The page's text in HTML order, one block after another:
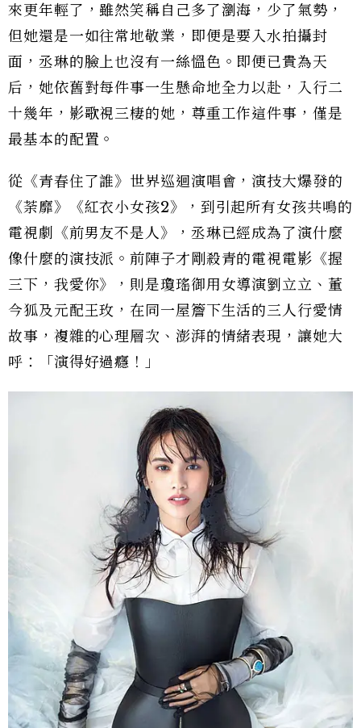
來更年輕了，雖然笑稱自己多了瀏海，少了氣勢，
但她還是一如往常地敬業，即便是要入水拍攝封
面，丞琳的臉上也沒有一絲慍色。即便已貴為天
后，她依舊對每件事一生懸命地全力以赴，入行二
十幾年，影歌視三棲的她，尊重工作這件事，僅是
最基本的配置。
從《青春住了誰》世界巡迴演唱會，演技大爆發的
《荼靡》《紅衣小女孩2》，到引起所有女孩共鳴的
電視劇《前男友不是人》，丞琳已經成為了演什麼
像什麼的演技派。前陣子才剛殺青的電視電影《握
三下，我愛你》，則是瓊瑤御用女導演劉立立、董
今狐及元配王玫，在同一屋簷下生活的三人行愛情
故事，複雜的心理層次、澎湃的情緒表現，讓她大
呼：「演得好過癮！」